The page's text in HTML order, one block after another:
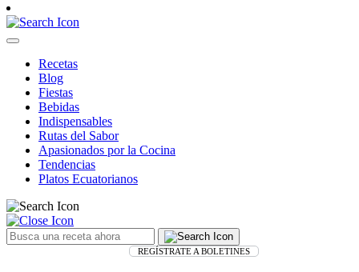
Recetas
Blog
Fiestas
Bebidas
Indispensables
Rutas del Sabor
Apasionados por la Cocina
Tendencias
Platos Ecuatorianos
REGÍSTRATE A BOLETINES